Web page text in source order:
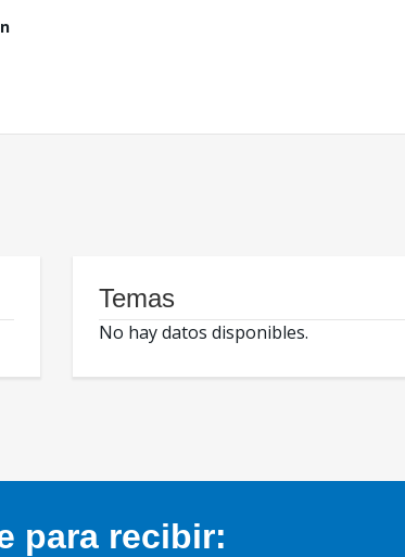
Temas
No hay datos disponibles.
para recibir: